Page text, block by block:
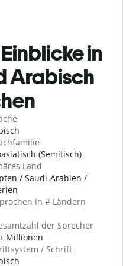
in
Arabisch
(Semitisch)
Land
/ Saudi-Arabien /
in # Ländern
der Sprecher
Millionen
/ Schrift